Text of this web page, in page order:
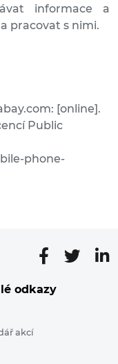
informace a
pracovat s nimi.
[online].
Public
phone-
odkazy
akcí